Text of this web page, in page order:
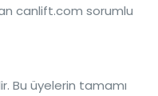
canlift.com sorumlu
Bu üyelerin tamamı